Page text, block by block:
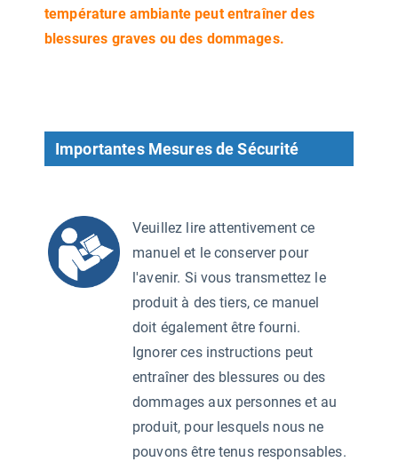
température ambiante peut entraîner des
blessures graves ou des dommages.
Importantes Mesures de Sécurité
Veuillez lire attentivement ce
manuel et le conserver pour
l'avenir. Si vous transmettez le
produit à des tiers, ce manuel
doit également être fourni.
Ignorer ces instructions peut
entraîner des blessures ou des
dommages aux personnes et au
produit, pour lesquels nous ne
pouvons être tenus responsables.